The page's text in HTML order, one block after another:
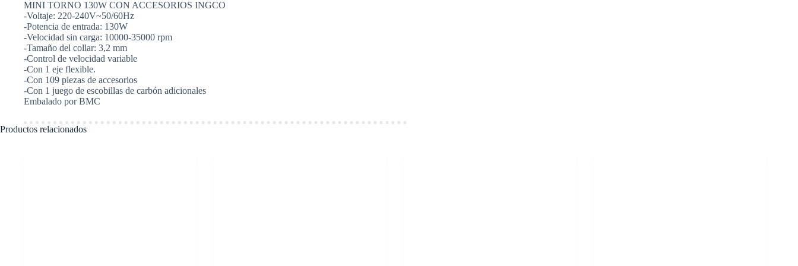
C
ACCESORIOS
INGCO
MG13328
cantidad
MINI TORNO 130W CON ACCESORIOS INGCO
-Voltaje: 220-240V~50/60Hz
-Potencia de entrada: 130W
-Velocidad sin carga: 10000-35000 rpm
-Tamaño del collar: 3,2 mm
-Control de velocidad variable
-Con 1 eje flexible.
-Con 109 piezas de accesorios
-Con 1 juego de escobillas de carbón adicionales
Embalado por BMC
Productos relacionados